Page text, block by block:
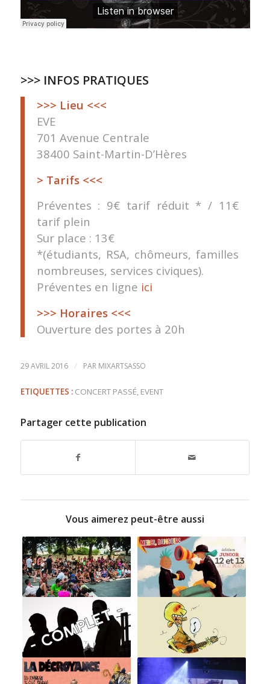
>>> INFOS PRATIQUES
>>> Lieu <<<
EVE
701 Avenue Centrale
38400 Saint-Martin-D’Hères
> Tarifs <<<
Préventes : 9€ tarif réduit * / 11€
tarif plein
Sur place : 13€
*(étudiants, RSA, chômeurs, familles
nombreuses, services civiques).
Préventes en ligne ici
>>> Horaires <<<
Ouverture des portes à 20h
29 AVRIL 2016 / PAR MIXARTSASSO
ETIQUETTES : CONCERT PASSÉ, EVENT
Partager cette publication
Vous aimerez peut-être aussi